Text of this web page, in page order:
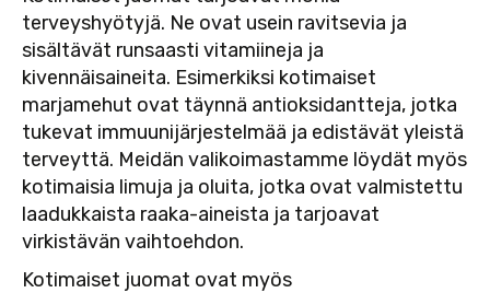
terveyshyötyjä. Ne ovat usein ravitsevia ja
sisältävät runsaasti vitamiineja ja
kivennäisaineita. Esimerkiksi kotimaiset
marjamehut ovat täynnä antioksidantteja, jotka
tukevat immuunijärjestelmää ja edistävät yleistä
terveyttä. Meidän valikoimastamme löydät myös
kotimaisia limuja ja oluita, jotka ovat valmistettu
laadukkaista raaka-aineista ja tarjoavat
virkistävän vaihtoehdon.
Kotimaiset juomat ovat myös